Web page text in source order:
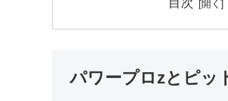
目次
パワープロzとピッ